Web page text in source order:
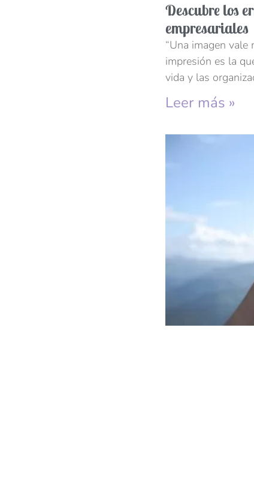
Descubre los
empresariales
“Una imagen vale
impresión es la
vida y las
Leer más »